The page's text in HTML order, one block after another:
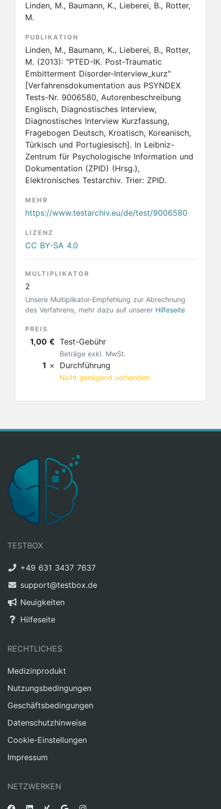
Linden, M., Baumann, K., Lieberei, B., Rotter,
M.
PUBLIKATION
Linden, M., Baumann, K., Lieberei, B., Rotter,
M. (2013): "PTED-IK. Post-Traumatic
Embitterment Disorder-Interview_kurz"
[Verfahrensdokumentation aus PSYNDEX
Tests-Nr. 9006580, Autorenbeschreibung
Englisch, Diagnostisches Interview,
Diagnostisches Interview Kurzfassung,
Fragebogen Deutsch, Kroatisch, Koreanisch,
Türkisch und Portugiesisch]. In Leibniz-
Zentrum für Psychologische Information und
Dokumentation (ZPID) (Hrsg.),
Elektronisches Testarchiv. Trier: ZPID.
MEHR
https://www.testarchiv.eu/de/test/9006580
LIZENZ
CC BY-SA 4.0
MULTIPLIKATOR
2
Unsere Multiplikator-Empfehlung zur Abrechnung
des Verfahrens, mehr dazu auf unserer Hilfeseite
PREIS
1,00 € Test-Gebühr
Beträge exkl. MwSt.
1 × Durchführung
Nicht genügend vorhanden
TESTBOX
+49 631 3437 7637
support@testbox.de
Neuigkeiten
Hilfeseite
RECHTLICHES
Medizinprodukt
Nutzungsbedingungen
Geschäftsbedingungen
Datenschutzhinweise
Cookie-Einstellungen
Impressum
NETZWERKEN